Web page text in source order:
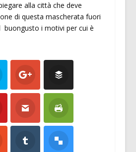
alla città che deve
di questa mascherata fuori
i motivi per cui è